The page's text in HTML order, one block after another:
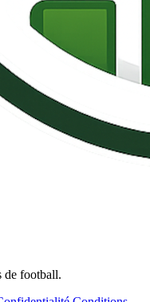
de football.